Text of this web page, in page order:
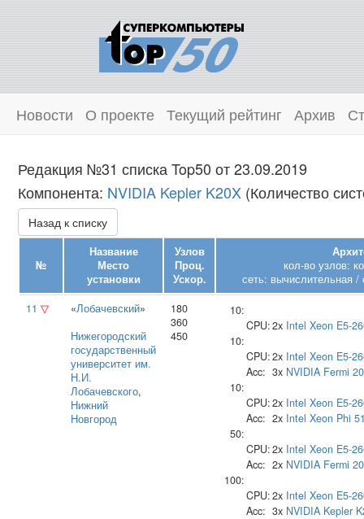
Новости О проекте Текущий рейтинг Архив
Редакция №31 списка Top50 от 23.09.2019
Компонента: NVIDIA Kepler K20X (Количество
Назад к списку
№
Название
Место
установки
Узлов
Проц.
Ускор.
кол-во узлов:
сеть: вычислительная /
11 ▽ «Лобачевский»
Нижегородский
государственный
университет им.
Н.И.
Лобачевского,
Нижний
Новгород
180
360
450
10:
CPU:2x Intel Xeon E5-
10:
CPU:2x Intel Xeon E5-
Acc: 3x NVIDIA Fermi
10:
CPU:2x Intel Xeon E5-
Acc: 2x Intel Xeon Phi
50:
CPU:2x Intel Xeon E5-
Acc: 2x NVIDIA Fermi
100:
CPU:2x Intel Xeon E5-
Acc: 3x NVIDIA Kepler